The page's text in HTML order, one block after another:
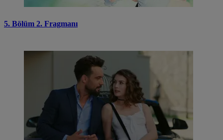
5. Bölüm 2. Fragmanı